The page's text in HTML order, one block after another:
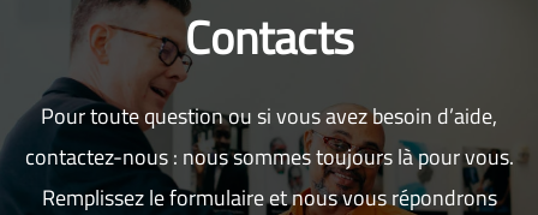
Contacts
Pour toute question ou si vous avez besoin d’aide,
contactez-nous : nous sommes toujours là pour vous.
Remplissez le formulaire et nous vous répondrons